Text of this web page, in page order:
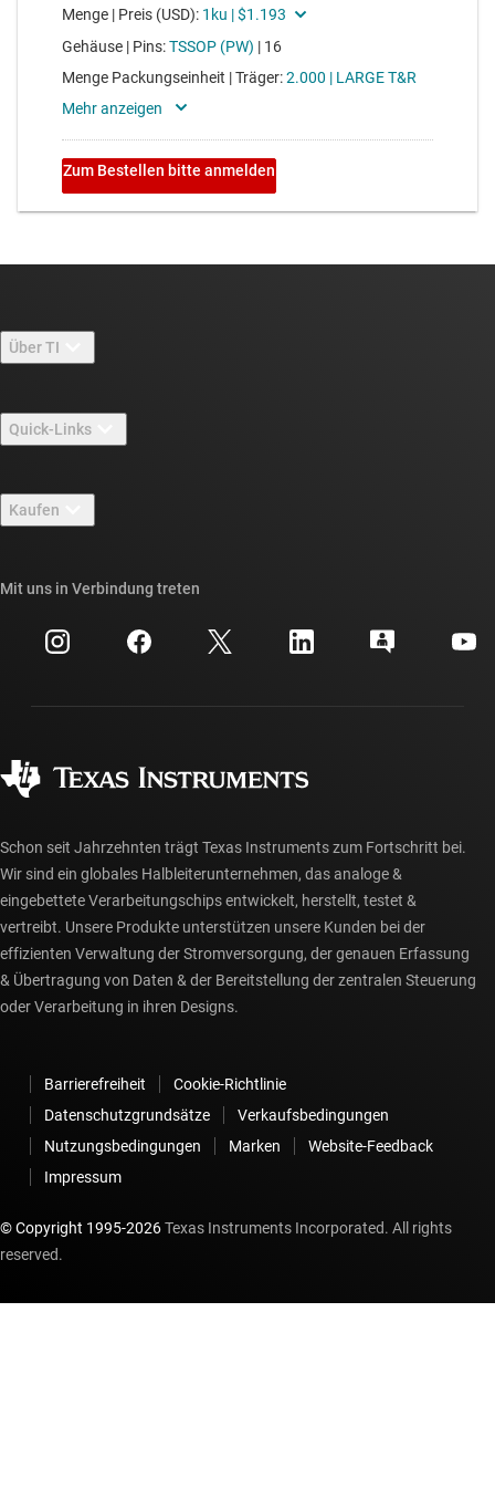
Über TI
Stellenangebote
Newsroom
Veranstaltungen
Investorenbeziehungen
Quick-Links
TI E2E™-Design-Support-Foren
Querverweis-Suche
Kundensupportzentrum
myTI-Konto FAQs
Kaufen
Häufig gestellte Fragen zu Bestellungen
Mit uns in Verbindung treten
Schon seit Jahrzehnten trägt Texas Instruments zum Fortschritt bei.
Wir sind ein globales Halbleiterunternehmen, das analoge &
eingebettete Verarbeitungschips entwickelt, herstellt, testet &
vertreibt. Unsere Produkte unterstützen unsere Kunden bei der
effizienten Verwaltung der Stromversorgung, der genauen Erfassung
& Übertragung von Daten & der Bereitstellung der zentralen Steuerung
oder Verarbeitung in ihren Designs.
Barrierefreiheit
Cookie-Richtlinie
Datenschutzgrundsätze
Verkaufsbedingungen
Nutzungsbedingungen
Marken
Website-Feedback
Impressum
© Copyright 1995-2026Texas Instruments Incorporated. All rights
reserved.